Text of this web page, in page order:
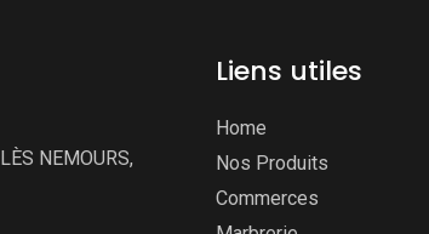
NEMOURS,
Liens utiles
Home
Nos Produits
Commerces